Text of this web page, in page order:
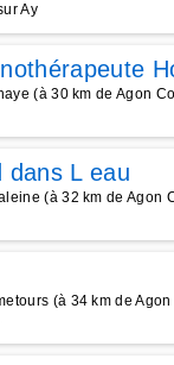
Ay
(à 30 km de Agon
dans L eau
(à 32 km de Agon
(à 34 km de